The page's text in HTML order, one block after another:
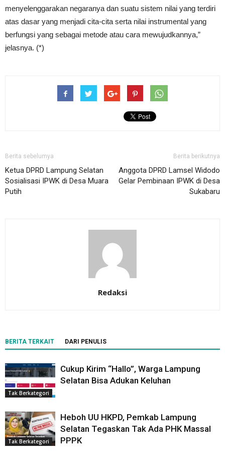
menyelenggarakan negaranya dan suatu sistem nilai yang terdiri
atas dasar yang menjadi cita-cita serta nilai instrumental yang
berfungsi yang sebagai metode atau cara mewujudkannya,”
jelasnya. (*)
Berita sebelumya
Ketua DPRD Lampung Selatan
Sosialisasi IPWK di Desa Muara
Putih
Berita berikutnya
Anggota DPRD Lamsel Widodo
Gelar Pembinaan IPWK di Desa
Sukabaru
Redaksi
BERITA TERKAIT DARI PENULIS
Tak Berkategori
Cukup Kirim “Hallo”, Warga Lampung
Selatan Bisa Adukan Keluhan
Tak Berkategori
Heboh UU HKPD, Pemkab Lampung
Selatan Tegaskan Tak Ada PHK Massal
PPPK